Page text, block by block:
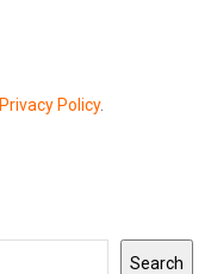
Privacy Policy.
Search